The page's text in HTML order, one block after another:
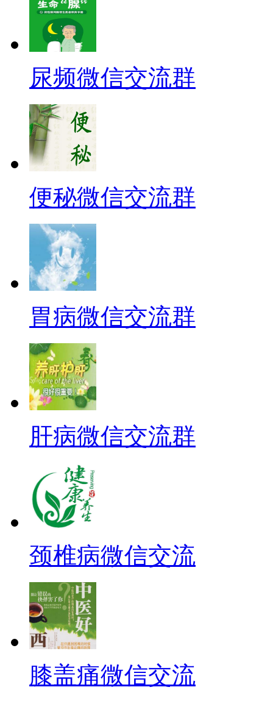
尿频微信交流群
便秘微信交流群
胃病微信交流群
肝病微信交流群
颈椎病微信交流
膝盖痛微信交流